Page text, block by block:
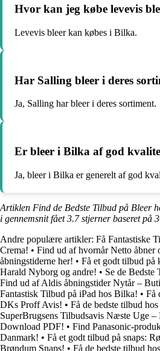
Hvor kan jeg købe levevis
Levevis bleer kan købes i Bilka.
Har Salling bleer i deres
Ja, Salling har bleer i deres sortiment.
Er bleer i Bilka af god
Ja, bleer i Bilka er generelt af god
Artiklen Find de Bedste Tilbud på Bleer
i gennemsnit fået3.7stjerner baseret på
Andre populære artikler: Få Fantastiske
Crema! • Find ud af hvornår Netto åbner
åbningstiderne her! • Få et godt tilbud på
Harald Nyborg og andre! • Se de
Find ud af Aldis åbningstider Nytår –
Fantastisk Tilbud på iPad hos Bilka! • Få
DKs Proff Avis! • Få de bedste tilbud
SuperBrugsens Tilbudsavis Næste Uge
Download PDF! • Find Panasonic-
Danmark! • Få et godt tilbud på snaps:
Brøndum Snaps! • Få de bedste tilbud